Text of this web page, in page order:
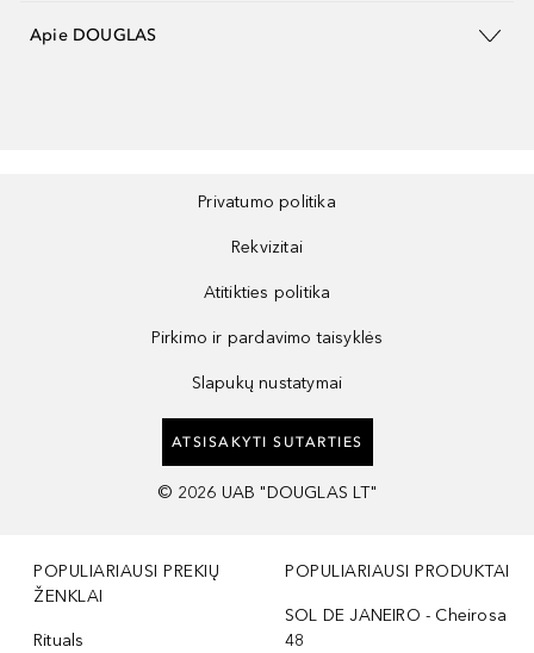
Apie DOUGLAS
Privatumo politika
Rekvizitai
Atitikties politika
Pirkimo ir pardavimo taisyklės
Slapukų nustatymai
ATSISAKYTI SUTARTIES
© 2026 UAB "DOUGLAS LT"
POPULIARIAUSI PREKIŲ
ŽENKLAI
Rituals
POPULIARIAUSI PRODUKTAI
SOL DE JANEIRO - Cheirosa
48